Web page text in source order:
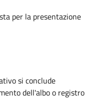
per la presentazione
si conclude
dell'albo o registro